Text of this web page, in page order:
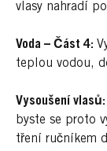
vlasy nahradí
Voda – Část 4:
teplou vodou,
Vysoušení vlasů:
byste se proto
tření ručníkem